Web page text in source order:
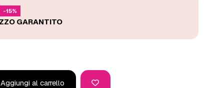
-15%
Aggiungi al carrello